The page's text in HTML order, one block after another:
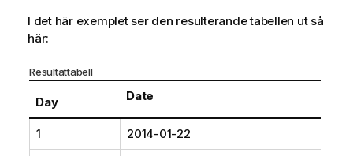
I det här exemplet ser den resulterande tabellen ut så
här:
Resultattabell
Day Date
1 2014-01-22